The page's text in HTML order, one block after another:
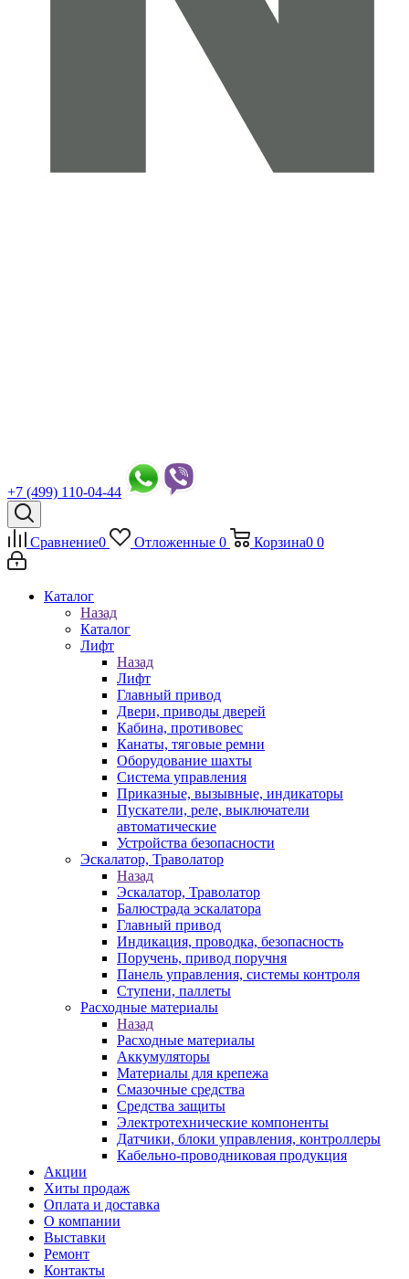
+7 (499) 110-04-44
Сравнение0 Отложенные 0 Корзина0 0
Каталог
Назад
Каталог
Лифт
Назад
Лифт
Главный привод
Двери, приводы дверей
Кабина, противовес
Канаты, тяговые ремни
Оборудование шахты
Система управления
Приказные, вызывные, индикаторы
Пускатели, реле, выключатели
автоматические
Устройства безопасности
Эскалатор, Траволатор
Назад
Эскалатор, Траволатор
Балюстрада эскалатора
Главный привод
Индикация, проводка, безопасность
Поручень, привод поручня
Панель управления, системы контроля
Ступени, паллеты
Расходные материалы
Назад
Расходные материалы
Аккумуляторы
Материалы для крепежа
Смазочные средства
Средства защиты
Электротехнические компоненты
Датчики, блоки управления, контроллеры
Кабельно-проводниковая продукция
Акции
Хиты продаж
Оплата и доставка
О компании
Выставки
Ремонт
Контакты